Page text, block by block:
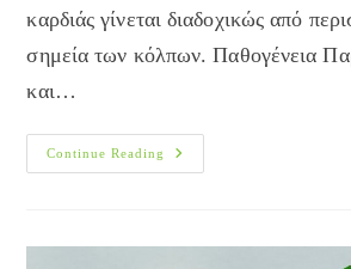
καρδιάς γίνεται διαδοχικώς από
σημεία των κόλπων. Παθογένεια
και…
Continue Reading
ΠΕΡΙΠΛΑΝΩΜΕΝΟΣ
ΒΗΜΑΤΟΔΟΤΗΣ